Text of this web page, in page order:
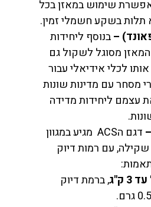
שימוש במאזן בכל
תלות בשקע חשמלי זמין.
–בנוסף ליחידות
מסוגל לשקול גם
לכלי אידיאלי עבור
מסחר עם מדינות שונות
עצמם ליחידות מדידה
דגם הACS מגיע במגוון
עם רמות דיוק
ק"ג
, ברמת דיוק